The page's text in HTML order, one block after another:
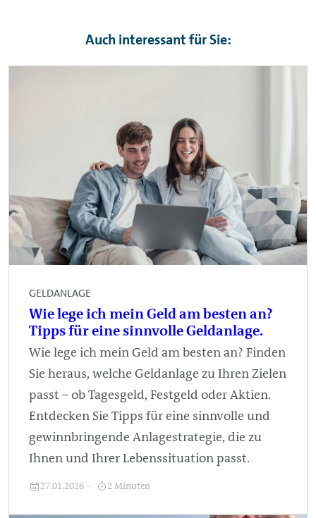
Auch interessant für Sie:
GELDANLAGE
Wie lege ich mein Geld am besten an?
Tipps für eine sinnvolle Geldanlage.
Wie lege ich mein Geld am besten an? Finden
Sie heraus, welche Geldanlage zu Ihren Zielen
passt – ob Tagesgeld, Festgeld oder Aktien.
Entdecken Sie Tipps für eine sinnvolle und
gewinnbringende Anlagestrategie, die zu
Ihnen und Ihrer Lebenssituation passt.
27.01.2026 2 Minuten